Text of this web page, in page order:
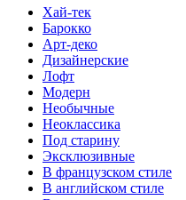
Хай-тек
Барокко
Арт-деко
Дизайнерские
Лофт
Модерн
Необычные
Неоклассика
Под старину
Эксклюзивные
В французском стиле
В английском стиле